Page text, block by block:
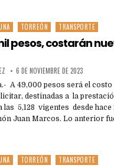
TORREÓN TRANSPORTE
pesos, costarán
6 DE NOVIEMBRE DE 2023
A 49,000 pesos será el
destinadas a la
las 5,128 vigentes desde
Juan Marcos. Lo anterior
TORREÓN TRANSPORTE